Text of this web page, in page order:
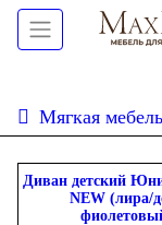
Мягкая мебель
ФИЛЬТР
Диван детский
NEW (лира/